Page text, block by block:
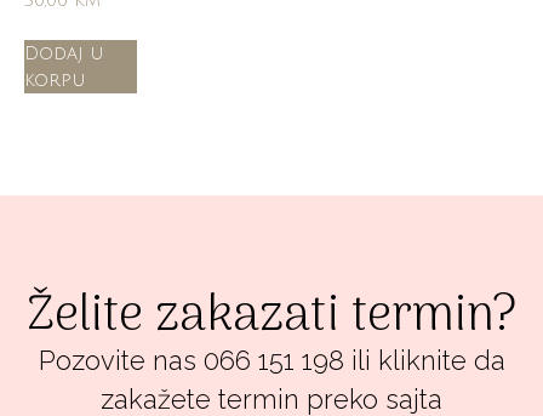
Dodaj u
korpu
Želite zakazati termin?
Pozovite nas 066 151 198 ili kliknite da
zakažete termin preko sajta